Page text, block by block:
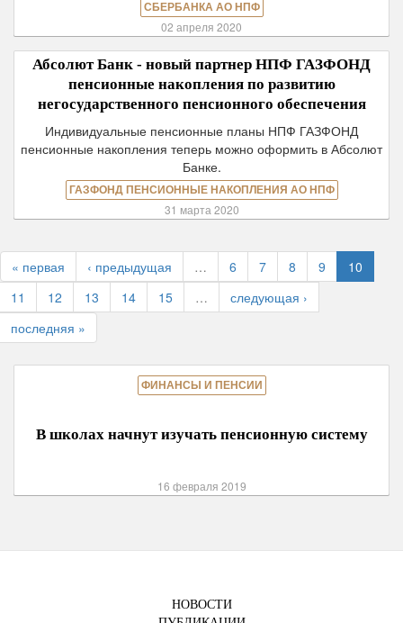
СБЕРБАНКА АО НПФ
02 апреля 2020
Абсолют Банк - новый партнер НПФ ГАЗФОНД
пенсионные накопления по развитию
негосударственного пенсионного обеспечения
Индивидуальные пенсионные планы НПФ ГАЗФОНД
пенсионные накопления теперь можно оформить в Абсолют
Банке.
ГАЗФОНД ПЕНСИОННЫЕ НАКОПЛЕНИЯ АО НПФ
31 марта 2020
« первая ‹ предыдущая … 6 7 8 9
10
11
12 13 14 15 …
следующая ›
последняя »
ФИНАНСЫ И ПЕНСИИ
В школах начнут изучать пенсионную систему
16 февраля 2019
НОВОСТИ